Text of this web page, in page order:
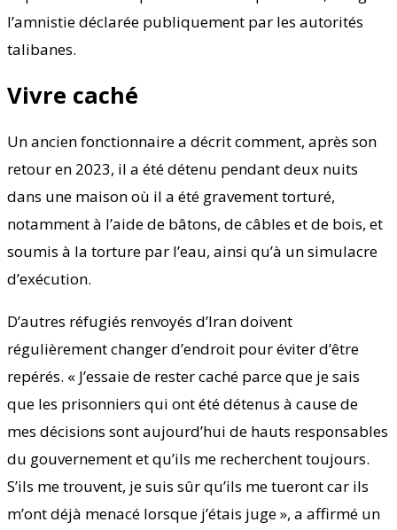
l’amnistie déclarée publiquement par les autorités
talibanes.
Vivre caché
Un ancien fonctionnaire a décrit comment, après son
retour en 2023, il a été détenu pendant deux nuits
dans une maison où il a été gravement torturé,
notamment à l’aide de bâtons, de câbles et de bois, et
soumis à la torture par l’eau, ainsi qu’à un simulacre
d’exécution.
D’autres réfugiés renvoyés d’Iran doivent
régulièrement changer d’endroit pour éviter d’être
repérés. « J’essaie de rester caché parce que je sais
que les prisonniers qui ont été détenus à cause de
mes décisions sont aujourd’hui de hauts responsables
du gouvernement et qu’ils me recherchent toujours.
S’ils me trouvent, je suis sûr qu’ils me tueront car ils
m’ont déjà menacé lorsque j’étais juge », a affirmé un